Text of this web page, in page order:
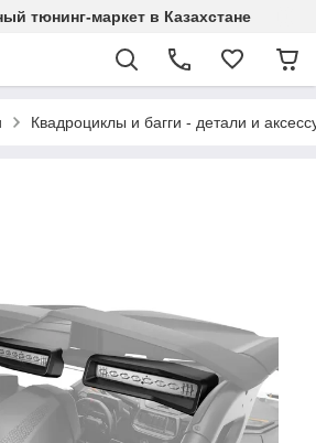
тюнинг-маркет в Казахстане
Квадроциклы и багги - детали и